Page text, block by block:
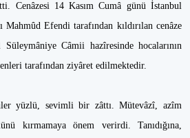
Cenâzesi 14 Kasım Cumâ günü İstanbul
Mahmûd Efendi tarafından kıldırılan cenâze
Süleymâniye Câmii hazîresinde hocalarının
tarafından ziyâret edilmektedir.
yüzlü, sevimli bir zâttı. Mütevâzî, azîm
kırmamaya önem verirdi. Tanıdığına,